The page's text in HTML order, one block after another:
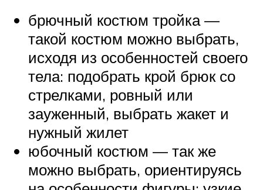
брючный костюм тройка —
такой костюм можно выбрать,
исходя из особенностей своего
тела: подобрать крой брюк со
стрелками, ровный или
зауженный, выбрать жакет и
нужный жилет
юбочный костюм — так же
можно выбрать, ориентируясь